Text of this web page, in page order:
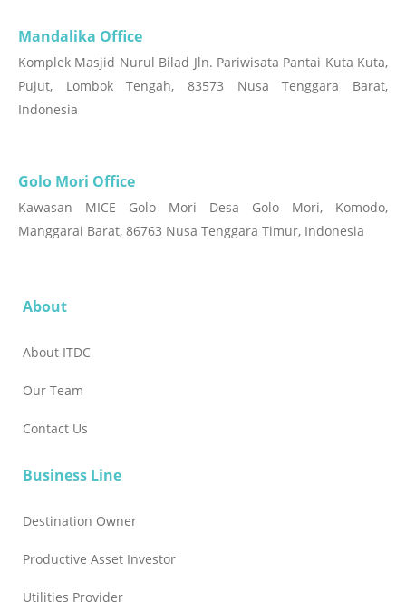
Mandalika Office
Komplek Masjid Nurul Bilad Jln. Pariwisata Pantai Kuta Kuta,
Pujut, Lombok Tengah, 83573 Nusa Tenggara Barat,
Indonesia
Golo Mori Office
Kawasan MICE Golo Mori Desa Golo Mori, Komodo,
Manggarai Barat, 86763 Nusa Tenggara Timur, Indonesia
About
About ITDC
Our Team
Contact Us
Business Line
Destination Owner
Productive Asset Investor
Utilities Provider